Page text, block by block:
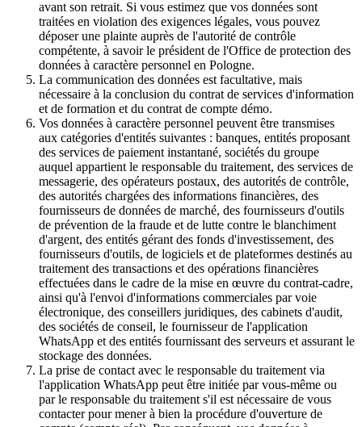
avant son retrait. Si vous estimez que vos données sont
traitées en violation des exigences légales, vous pouvez
déposer une plainte auprès de l'autorité de contrôle
compétente, à savoir le président de l'Office de protection des
données à caractère personnel en Pologne.
La communication des données est facultative, mais
nécessaire à la conclusion du contrat de services d'information
et de formation et du contrat de compte démo.
Vos données à caractère personnel peuvent être transmises
aux catégories d'entités suivantes : banques, entités proposant
des services de paiement instantané, sociétés du groupe
auquel appartient le responsable du traitement, des services de
messagerie, des opérateurs postaux, des autorités de contrôle,
des autorités chargées des informations financières, des
fournisseurs de données de marché, des fournisseurs d'outils
de prévention de la fraude et de lutte contre le blanchiment
d'argent, des entités gérant des fonds d'investissement, des
fournisseurs d'outils, de logiciels et de plateformes destinés au
traitement des transactions et des opérations financières
effectuées dans le cadre de la mise en œuvre du contrat-cadre,
ainsi qu'à l'envoi d'informations commerciales par voie
électronique, des conseillers juridiques, des cabinets d'audit,
des sociétés de conseil, le fournisseur de l'application
WhatsApp et des entités fournissant des serveurs et assurant le
stockage des données.
La prise de contact avec le responsable du traitement via
l'application WhatsApp peut être initiée par vous-même ou
par le responsable du traitement s'il est nécessaire de vous
contacter pour mener à bien la procédure d'ouverture de